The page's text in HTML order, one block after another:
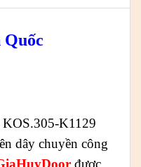
Quốc
KOS.305-K1129
dây chuyền công
được